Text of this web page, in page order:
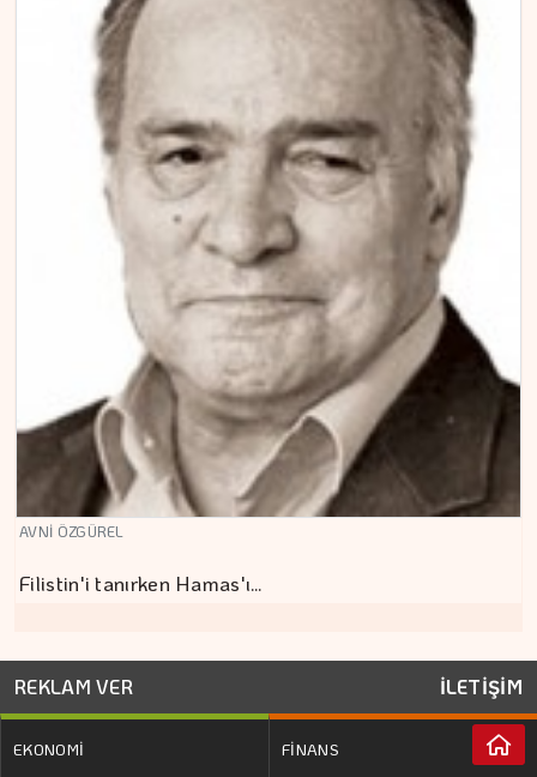
AVNİ ÖZGÜREL
Filistin'i tanırken Hamas'ı…
REKLAM VER İLETİŞİM
EKONOMİ
FİNANS